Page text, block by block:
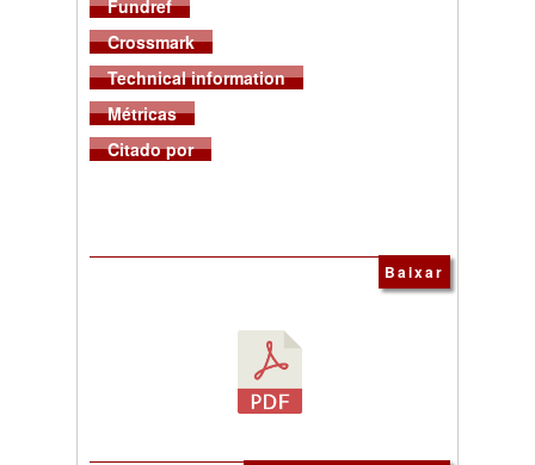
Fundref
Crossmark
Technical information
Métricas
Citado por
Baixar